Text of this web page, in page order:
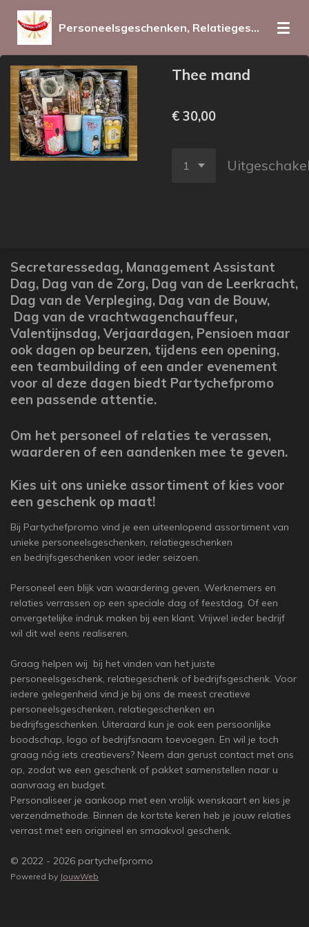
direct
de
hoofdinhoud
Personeelsgeschenken, Relatiegeschenken en promotieartikelen voor iedereen op elk moment
Thee mand
€ 30,00
Secretaressedag, Management Assistant
Dag, Dag van de Zorg, Dag van de Leerkracht,
Dag van de Verpleging, Dag van de Bouw,
Dag van de vrachtwagenchauffeur,
Valentijnsdag, Verjaardagen, Pensioen maar
ook dagen op beurzen, tijdens een opening,
een teambuilding of een ander evenement
voor al deze dagen biedt Partychefpromo
een passende attentie.
Om het personeel of relaties te verassen,
waarderen of een aandenken mee te geven.
Kies uit ons unieke assortiment of kies voor
een geschenk op maat!
Bij Partychefpromo vind je een uiteenlopend assortiment van
unieke personeelsgeschenken, relatiegeschenken
en bedrijfsgeschenken voor ieder seizoen.
Personeel een blijk van waardering geven. Werknemers en
relaties verrassen op een speciale dag of feestdag. Of een
onvergetelijke indruk maken bij een klant. Vrijwel ieder bedrijf
wil dit wel eens realiseren.
Graag helpen wij bij het vinden van het juiste
personeelsgeschenk, relatiegeschenk of bedrijfsgeschenk. Voor
iedere gelegenheid vind je bij ons de meest creatieve
personeelsgeschenken, relatiegeschenken en
bedrijfsgeschenken. Uiteraard kun je ook een persoonlijke
boodschap, logo of bedrijfsnaam toevoegen. En wil je toch
graag nóg iets creatievers? Neem dan gerust contact met ons
op, zodat we een geschenk of pakket samenstellen naar u
aanvraag en budget.
Personaliseer je aankoop met een vrolijk wenskaart en kies je
verzendmethode. Binnen de kortste keren heb je jouw relaties
verrast met een origineel en smaakvol geschenk.
© 2022 - 2026 partychefpromo
Powered by JouwWeb